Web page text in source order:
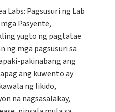
Labs: Pagsusuri ng Lab
Pasyente,
yugto ng pagtatae
ng mga pagsusuri sa
pakinabang ang
ang kuwento ay
ng likido,
na nagsasalakay,